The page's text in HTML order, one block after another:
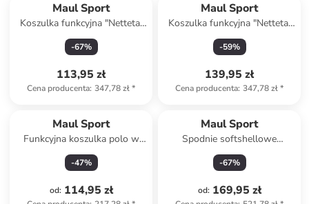
Maul Sport
Koszulka funkcyjna "Nettetal
XT" w kolorze koralowym
-67%
113,95 zł
Cena producenta: 347,78 zł*
Maul Sport
Koszulka funkcyjna "Nettetal
fresh" w kolorze
antracytowym
-59%
139,95 zł
Cena producenta: 347,78 zł*
Maul Sport
Funkcyjna koszulka polo w
kolorze granatowym
-47%
od: 114,95 zł
Maul Sport
Spodnie softshellowe
"Klosters REC" w kolorze
czarnym
-67%
od: 169,95 zł